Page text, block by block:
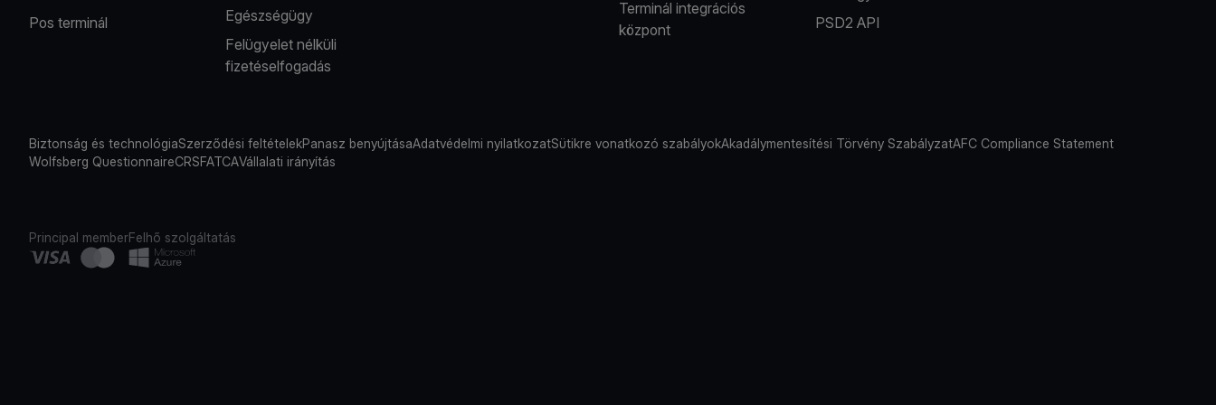
Pos terminál
Egészségügy
Felügyelet nélküli
fizetéselfogadás
Terminál integrációs
központ
PSD2 API
Biztonság és technológiaSzerződési feltételekPanasz benyújtásaAdatvédelmi nyilatkozatSütikre vonatkozó szabályokAkadálymentesítési Törvény SzabályzatAFC Compliance Statement
Wolfsberg QuestionnaireCRSFATCAVállalati irányítás
Principal memberFelhő szolgáltatás